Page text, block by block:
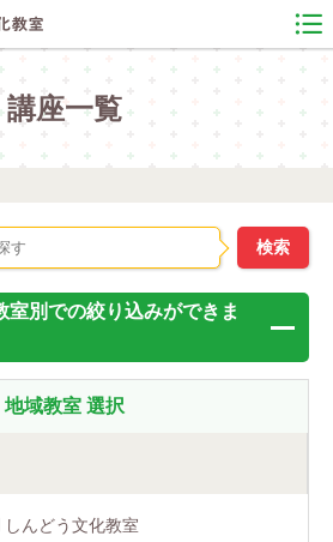
講座一覧
別での絞り込みができま
地域教室 選択
しんどう文化教室